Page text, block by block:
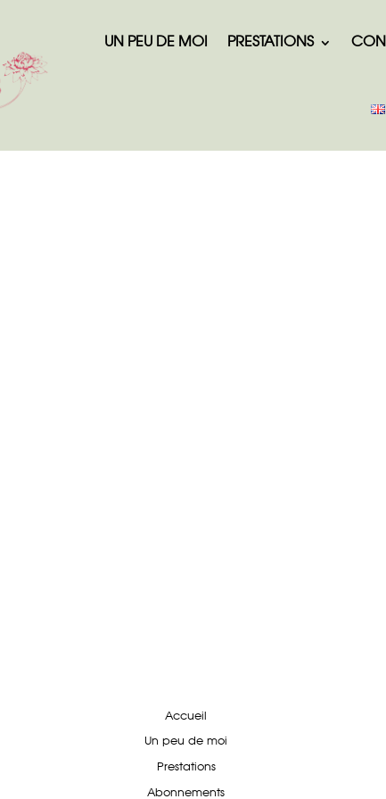
UN PEU DE MOI PRESTATIONS
Accueil
Un peu de moi
Prestations
Abonnements